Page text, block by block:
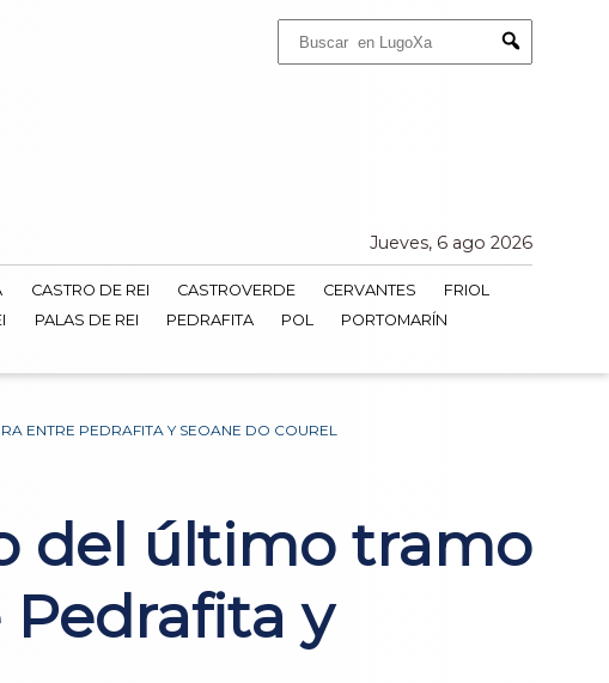
Submit
Jueves, 6 ago 2026
CASTRO DE REI CASTROVERDE CERVANTES
FRIOL
PALAS DE REI PEDRAFITA POL
PORTOMARÍN
ENTRE PEDRAFITA Y SEOANE DO COUREL
del último tramo
y